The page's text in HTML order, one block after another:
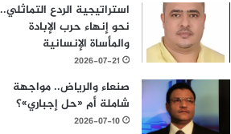
استراتيجية الردع التماثلي..
نحو إنهاء حرب الإبادة
والمأساة الإنسانية
2026-07-21
صنعاء والرياض.. مواجهة
شاملة أم «حل إجباري»؟
2026-07-10